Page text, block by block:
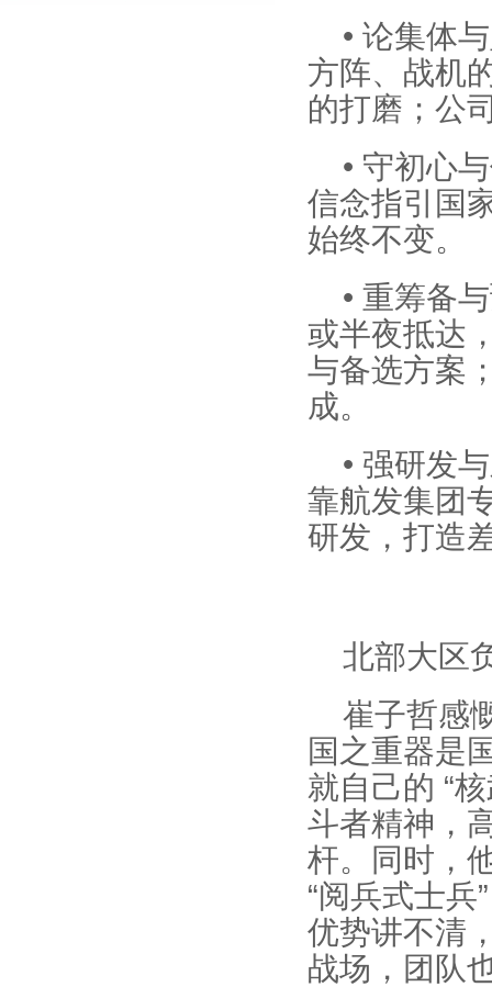
• 论集体
方阵、战机
的打磨；公
• 守初心
信念指引国
始终不变。
• 重筹备
或半夜抵达
与备选方案
成。
• 强研发
靠航发集团
研发，打造
北部大区
崔子哲感
国之重器是
就自己的 “
斗者精神，
杆。同时，
“阅兵式士
优势讲不清
战场，团队